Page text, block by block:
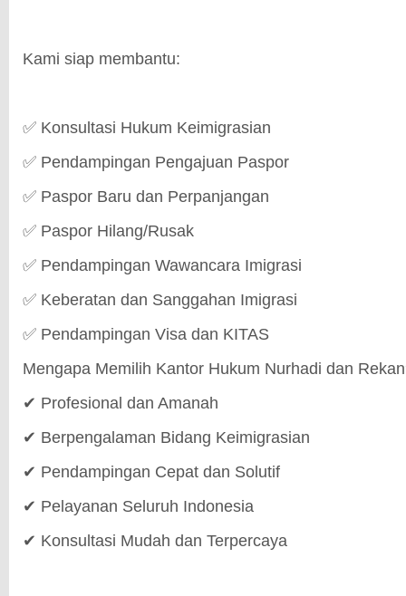
Kami siap membantu:
✅ Konsultasi Hukum Keimigrasian
✅ Pendampingan Pengajuan Paspor
✅ Paspor Baru dan Perpanjangan
✅ Paspor Hilang/Rusak
✅ Pendampingan Wawancara Imigrasi
✅ Keberatan dan Sanggahan Imigrasi
✅ Pendampingan Visa dan KITAS
Mengapa Memilih Kantor Hukum Nurhadi dan
✔ Profesional dan Amanah
✔ Berpengalaman Bidang Keimigrasian
✔ Pendampingan Cepat dan Solutif
✔ Pelayanan Seluruh Indonesia
✔ Konsultasi Mudah dan Terpercaya